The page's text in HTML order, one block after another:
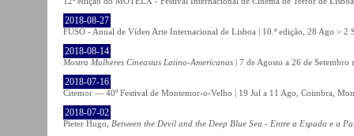
2018-08-27
FUSO - Anual de Vídeo Arte Internacional de Lisboa | 10.ª edição, 28 Ago > 2
2018-08-14
Mostra Mulheres Cineastas Latino-Americanas | 7 de Agosto a 26 de Setembro
2018-07-16
Citemor — 40º Festival de Montemor-o-Velho | 19 Jul a 11 Ago, Coimbra,
2018-07-02
Pieter Hugo, Between the Devil and the Deep Blue Sea - Entre a Espada e a